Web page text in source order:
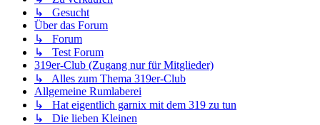
↳ Gesucht
Über das Forum
↳ Forum
↳ Test Forum
319er-Club (Zugang nur für Mitglieder)
↳ Alles zum Thema 319er-Club
Allgemeine Rumlaberei
↳ Hat eigentlich garnix mit dem 319 zu tun
↳ Die lieben Kleinen